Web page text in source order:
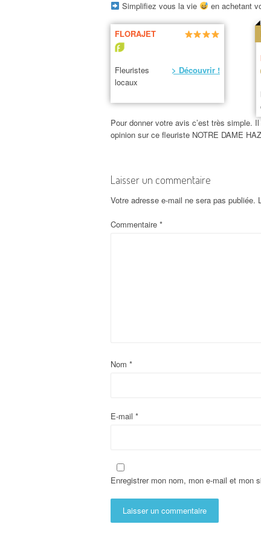
Simplifiez vous la vie
en achetant
FLORAJET
Fleuristes
locaux
> Découvrir !
Pour donner votre avis c’est très simple.
opinion sur ce fleuriste NOTRE DAME
Laisser un commentaire
Votre adresse e-mail ne sera pas publiée.
Commentaire *
Nom *
E-mail *
Enregistrer mon nom, mon e-mail et mon